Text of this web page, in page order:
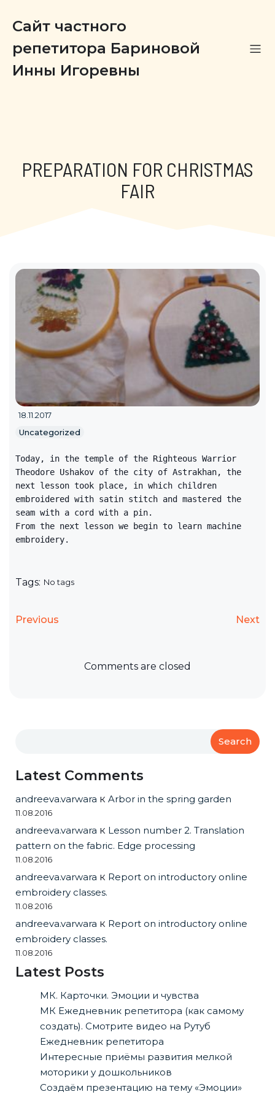
Сайт частного
репетитора Бариновой
Инны Игоревны
PREPARATION FOR CHRISTMAS
FAIR
18.11.2017
Uncategorized
Today, in the temple of the Righteous Warrior
Theodore Ushakov of the city of Astrakhan, the
next lesson took place, in which children
embroidered with satin stitch and mastered the
seam with a cord with a pin.
From the next lesson we begin to learn machine
embroidery.
Tags: No tags
Previous Next
Comments are closed
Search
Latest Comments
andreeva.varwara к Arbor in the spring garden
11.08.2016
andreeva.varwara к Lesson number 2. Translation
pattern on the fabric. Edge processing
11.08.2016
andreeva.varwara к Report on introductory online
embroidery classes.
11.08.2016
andreeva.varwara к Report on introductory online
embroidery classes.
11.08.2016
Latest Posts
МК. Карточки. Эмоции и чувства
МК Ежедневник репетитора (как самому
создать). Смотрите видео на Рутуб
Ежедневник репетитора
Интересные приёмы развития мелкой
моторики у дошкольников
Создаём презентацию на тему «Эмоции»